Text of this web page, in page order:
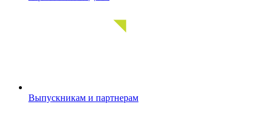
Выпускникам и партнерам